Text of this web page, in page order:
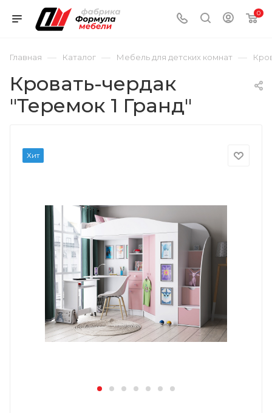
0
Главная — Каталог — Мебель для детских комнат —
Кровать-чердак
"Теремок 1 Гранд"
Хит